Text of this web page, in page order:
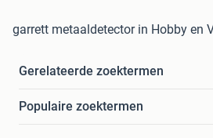
garrett metaaldetector in Hobby en
Gerelateerde zoektermen
Populaire zoektermen